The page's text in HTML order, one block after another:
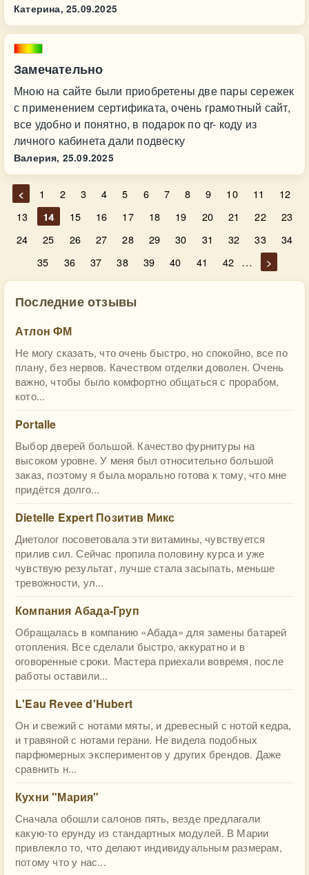
Катерина, 25.09.2025
Замечательно
Мною на сайте были приобретены две пары сережек
с применением сертификата, очень грамотный сайт,
все удобно и понятно, в подарок по qr- коду из
личного кабинета дали подвеску
Валерия, 25.09.2025
< 1 2 3 4 5 6 7 8 9 10 11
12
13
14 15 16 17 18 19 20 21 22
23
24
25 26 27 28 29 30 31 32 33
34
35
36 37 38 39 40 41 42 … >
Последние отзывы
Атлон ФМ
Не могу сказать, что очень быстро, но спокойно, все по
плану, без нервов. Качеством отделки доволен. Очень
важно, чтобы было комфортно общаться с прорабом,
кото...
Portalle
Выбор дверей большой. Качество фурнитуры на
высоком уровне. У меня был относительно большой
заказ, поэтому я была морально готова к тому, что мне
придётся долго...
Dietelle Expert Позитив Микс
Диетолог посоветовала эти витамины, чувствуется
прилив сил. Сейчас пропила половину курса и уже
чувствую результат, лучше стала засыпать, меньше
тревожности, ул...
Компания Абада-Груп
Обращалась в компанию «Абада» для замены батарей
отопления. Все сделали быстро, аккуратно и в
оговоренные сроки. Мастера приехали вовремя, после
работы оставили...
L'Eau Revee d'Hubert
Он и свежий с нотами мяты, и древесный с нотой кедра,
и травяной с нотами герани. Не видела подобных
парфюмерных экспериментов у других брендов. Даже
сравнить н...
Кухни "Мария"
Сначала обошли салонов пять, везде предлагали
какую-то ерунду из стандартных модулей. В Марии
привлекло то, что делают индивидуальным размерам,
потому что у нас...